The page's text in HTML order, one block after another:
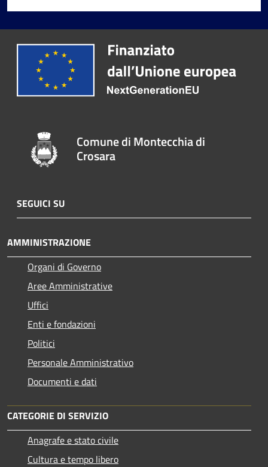
Comune di Montecchia di
Crosara
SEGUICI SU
AMMINISTRAZIONE
Organi di Governo
Aree Amministrative
Uffici
Enti e fondazioni
Politici
Personale Amministrativo
Documenti e dati
CATEGORIE DI SERVIZIO
Anagrafe e stato civile
Cultura e tempo libero